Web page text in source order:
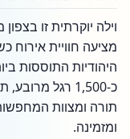
מציעה חוויית
היהודיות התוססות
כ-1,500 רגל
תורה ומצוות
ומזמינה.